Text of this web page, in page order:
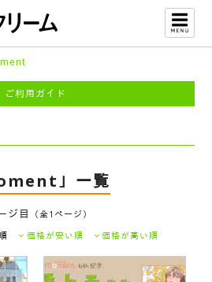
ご利用ガイド
」一覧
ジ目
（全1ページ）
価格が安い順 価格が高い順